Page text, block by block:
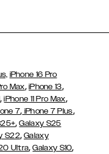
iPhone 16 Pro
Max, iPhone 13,
,iPhone 11 Pro Max,
7, iPhone 7 Plus,
,Galaxy S25
S22,Galaxy
Ultra,Galaxy S10,